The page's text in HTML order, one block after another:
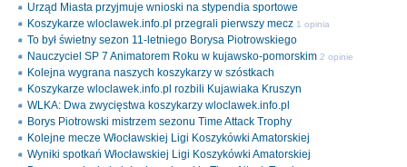
Urząd Miasta przyjmuje wnioski na stypendia sportowe
Koszykarze wloclawek.info.pl przegrali pierwszy mecz 1 opinia
To był świetny sezon 11-letniego Borysa Piotrowskiego
Nauczyciel SP 7 Animatorem Roku w kujawsko-pomorskim 2 opinie
Kolejna wygrana naszych koszykarzy w szóstkach
Koszykarze wloclawek.info.pl rozbili Kujawiaka Kruszyn
WLKA: Dwa zwycięstwa koszykarzy wloclawek.info.pl
Borys Piotrowski mistrzem sezonu Time Attack Trophy
Kolejne mecze Włocławskiej Ligi Koszykówki Amatorskiej
Wyniki spotkań Włocławskiej Ligi Koszykówki Amatorskiej